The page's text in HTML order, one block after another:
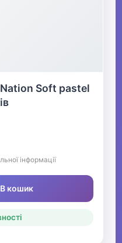
Soft pastel
інформації
В кошик